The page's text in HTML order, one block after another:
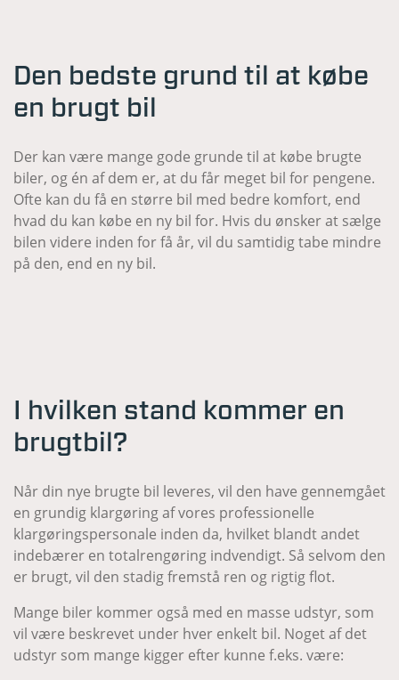
Den bedste grund til at købe
en brugt bil
Der kan være mange gode grunde til at købe brugte
biler, og én af dem er, at du får meget bil for pengene.
Ofte kan du få en større bil med bedre komfort, end
hvad du kan købe en ny bil for. Hvis du ønsker at sælge
bilen videre inden for få år, vil du samtidig tabe mindre
på den, end en ny bil.
I hvilken stand kommer en
brugtbil?
Når din nye brugte bil leveres, vil den have gennemgået
en grundig klargøring af vores professionelle
klargøringspersonale inden da, hvilket blandt andet
indebærer en totalrengøring indvendigt. Så selvom den
er brugt, vil den stadig fremstå ren og rigtig flot.
Mange biler kommer også med en masse udstyr, som
vil være beskrevet under hver enkelt bil. Noget af det
udstyr som mange kigger efter kunne f.eks. være: